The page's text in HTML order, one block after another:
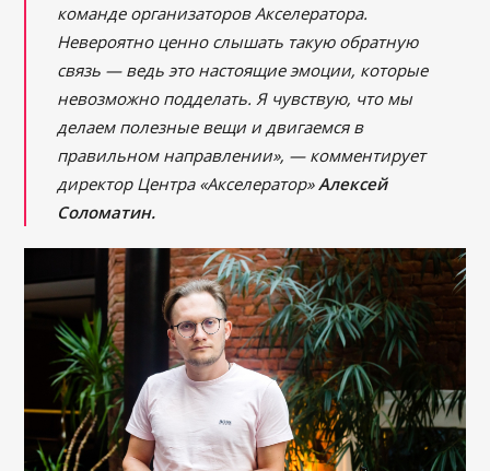
команде организаторов Акселератора.
Невероятно ценно слышать такую обратную
связь — ведь это настоящие эмоции, которые
невозможно подделать. Я чувствую, что мы
делаем полезные вещи и двигаемся в
правильном направлении», —комментирует
директор Центра «Акселератор»Алексей
Соломатин.